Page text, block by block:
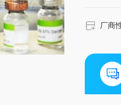
436.
厂商